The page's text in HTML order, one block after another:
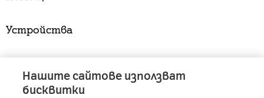
Устройства
Нашите сайтове използват
бисквитки